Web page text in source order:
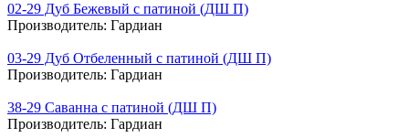
02-29 Дуб Бежевый с патиной (ДШ П)
Производитель: Гардиан
03-29 Дуб Отбеленный с патиной (ДШ П)
Производитель: Гардиан
38-29 Саванна с патиной (ДШ П)
Производитель: Гардиан